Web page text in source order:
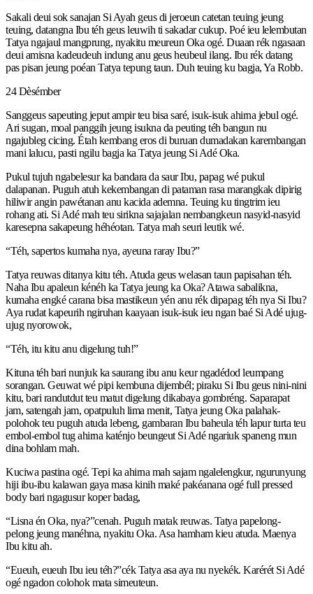
Sakali deui sok sanajan Si Ayah geus di jeroeun catetan teuing jeung
teuing, datangna Ibu téh geus leuwih ti sakadar cukup. Poé ieu lelembutan
Tatya ngajaul mangprung, nyakitu meureun Oka ogé. Duaan rék ngasaan
deui amisna kadeudeuh indung anu geus heubeul ilang. Ibu rék datang
pas pisan jeung poéan Tatya tepung taun. Duh teuing ku bagja, Ya Robb.
24 Dèsémber
Sanggeus sapeuting jeput ampir teu bisa saré, isuk-isuk ahirna jebul ogé.
Ari sugan, moal panggih jeung isukna da peuting téh bangun nu
ngajubleg cicing. Étah kembang eros di buruan dumadakan karembangan
mani lalucu, pasti ngilu bagja ka Tatya jeung Si Adé Oka.
Pukul tujuh ngabelesur ka bandara da saur Ibu, papag wé pukul
dalapanan. Puguh atuh kekembangan di pataman rasa marangkak dipirig
hiliwir angin pawétanan anu kacida ademna. Teuing ku tingtrim ieu
rohang ati. Si Adé mah teu sirikna sajajalan nembangkeun nasyid-nasyid
karesepna sakapeung héhéotan. Tatya mah seuri leutik wé.
“Téh, sapertos kumaha nya, ayeuna raray Ibu?”
Tatya reuwas ditanya kitu téh. Atuda geus welasan taun papisahan téh.
Naha Ibu apaleun kénéh ka Tatya jeung ka Oka? Atawa sabalikna,
kumaha engké carana bisa mastikeun yén anu rék dipapag téh nya Si Ibu?
Aya rudat kapeurih ngiruhan kaayaan isuk-isuk ieu ngan baé Si Adé ujug-
ujug nyorowok,
“Téh, itu kitu anu digelung tuh!”
Kituna téh bari nunjuk ka saurang ibu anu keur ngadédod leumpang
sorangan. Geuwat wé pipi kembuna dijembél; piraku Si Ibu geus nini-nini
kitu, bari randutdut teu matut digelung dikabaya gombréng. Saparapat
jam, satengah jam, opatpuluh lima menit, Tatya jeung Oka palahak-
polohok teu puguh atuda lebeng, gambaran Ibu baheula téh lapur turta teu
embol-embol tug ahirna katénjo beungeut Si Adé ngariuk spaneng mun
dina bohlam mah.
Kuciwa pastina ogé. Tepi ka ahirna mah sajam ngalelengkur, ngurunyung
hiji ibu-ibu kalawan gaya masa kinih maké pakéanana ogé full pressed
body bari ngagusur koper badag,
“Lisna én Oka, nya?”cenah. Puguh matak reuwas. Tatya papelong-
pelong jeung manéhna, nyakitu Oka. Asa hamham kieu atuda. Maenya
Ibu kitu ah.
“Eueuh, eueuh Ibu ieu téh?”cék Tatya asa aya nu nyekék. Karérét Si Adé
ogé ngadon colohok mata simeuteun.